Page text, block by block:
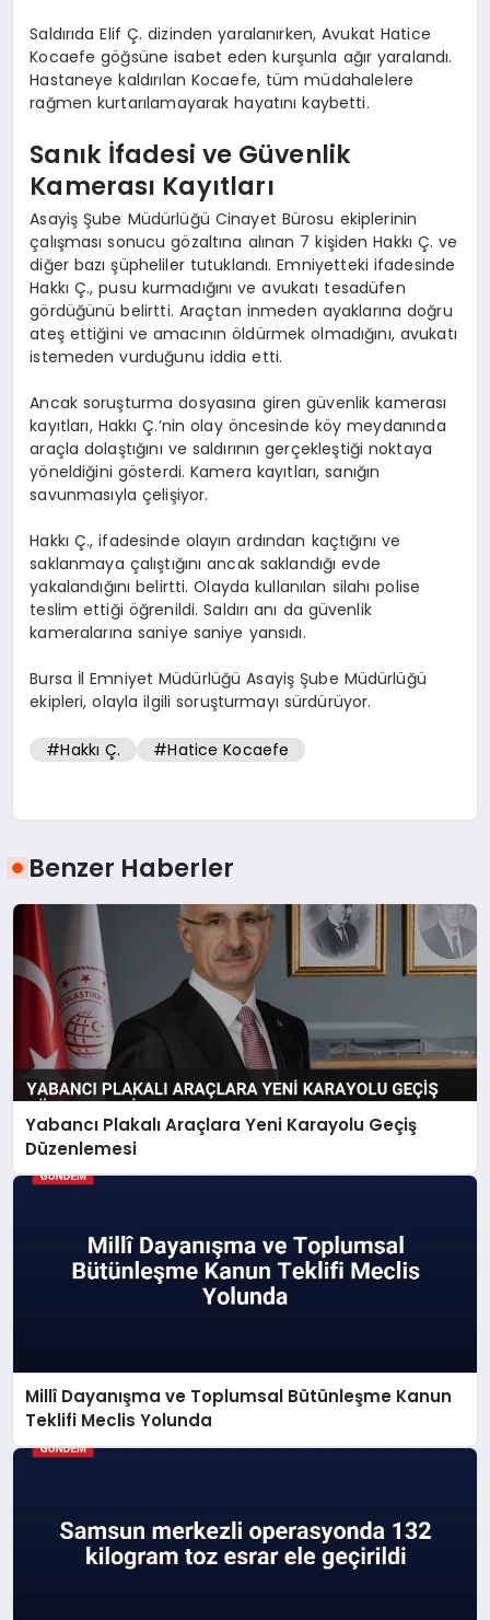
Saldırıda Elif Ç. dizinden yaralanırken, Avukat Hatice
Kocaefe göğsüne isabet eden kurşunla ağır yaralandı.
Hastaneye kaldırılan Kocaefe, tüm müdahalelere
rağmen kurtarılamayarak hayatını kaybetti.
Sanık İfadesi ve Güvenlik
Kamerası Kayıtları
Asayiş Şube Müdürlüğü Cinayet Bürosu ekiplerinin
çalışması sonucu gözaltına alınan 7 kişiden Hakkı Ç. ve
diğer bazı şüpheliler tutuklandı. Emniyetteki ifadesinde
Hakkı Ç., pusu kurmadığını ve avukatı tesadüfen
gördüğünü belirtti. Araçtan inmeden ayaklarına doğru
ateş ettiğini ve amacının öldürmek olmadığını, avukatı
istemeden vurduğunu iddia etti.
Ancak soruşturma dosyasına giren güvenlik kamerası
kayıtları, Hakkı Ç.’nin olay öncesinde köy meydanında
araçla dolaştığını ve saldırının gerçekleştiği noktaya
yöneldiğini gösterdi. Kamera kayıtları, sanığın
savunmasıyla çelişiyor.
Hakkı Ç., ifadesinde olayın ardından kaçtığını ve
saklanmaya çalıştığını ancak saklandığı evde
yakalandığını belirtti. Olayda kullanılan silahı polise
teslim ettiği öğrenildi. Saldırı anı da güvenlik
kameralarına saniye saniye yansıdı.
Bursa İl Emniyet Müdürlüğü Asayiş Şube Müdürlüğü
ekipleri, olayla ilgili soruşturmayı sürdürüyor.
#Hakkı Ç. #Hatice Kocaefe
Benzer Haberler
Yabancı Plakalı Araçlara Yeni Karayolu Geçiş
Düzenlemesi
Millî Dayanışma ve Toplumsal Bütünleşme Kanun
Teklifi Meclis Yolunda